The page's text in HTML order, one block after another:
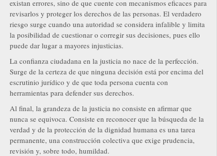
existan errores, sino de que cuente con mecanismos eficaces para
revisarlos y proteger los derechos de las personas. El verdadero
riesgo surge cuando una autoridad se considera infalible y limita
la posibilidad de cuestionar o corregir sus decisiones, pues ello
puede dar lugar a mayores injusticias.
La confianza ciudadana en la justicia no nace de la perfección.
Surge de la certeza de que ninguna decisión está por encima del
escrutinio jurídico y de que toda persona cuenta con
herramientas para defender sus derechos.
Al final, la grandeza de la justicia no consiste en afirmar que
nunca se equivoca. Consiste en reconocer que la búsqueda de la
verdad y de la protección de la dignidad humana es una tarea
permanente, una construcción colectiva que exige prudencia,
revisión y, sobre todo, humildad.